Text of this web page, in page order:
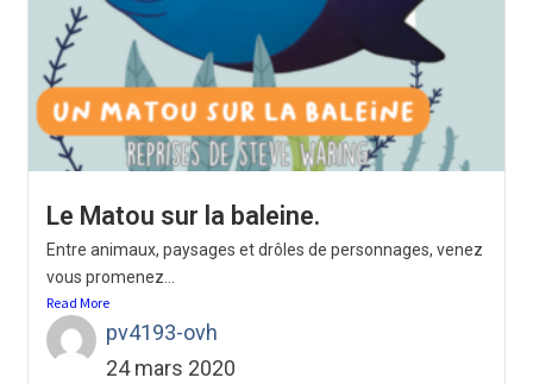
Le Matou sur la baleine.
Entre animaux, paysages et drôles de personnages, venez
vous promenez...
Read More
pv4193-ovh
24 mars 2020